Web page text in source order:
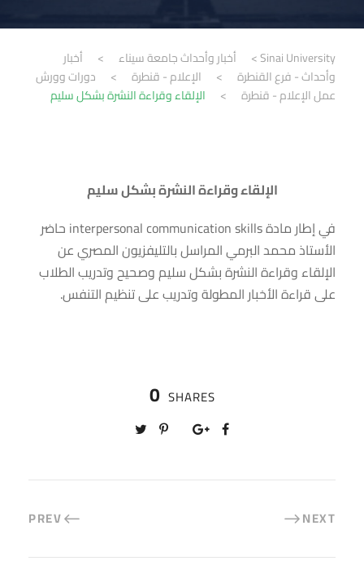
Sinai University
> أخبار وأحداث جامعة سيناء >
أخبار
وأحداث - فرع القنطرة
> الإعلام - قنطرة >
دورات وورش
عمل الإعلام - قنطرة
> الإلقاء وقراءة النشرة بشكل سليم
الإلقاء وقراءة النشرة بشكل سليم
في إطار مادة interpersonal communication skills حاضر
الأستاذ محمد البرمي المراسل بالتليفزيون المصري عن
الإلقاء وقراءة النشرة بشكل سليم وصحيح وتدريب الطلاب
على قراءة الأخبار المطولة وتدريب على تنظيم التنفس.
0 SHARES
PREV NEXT